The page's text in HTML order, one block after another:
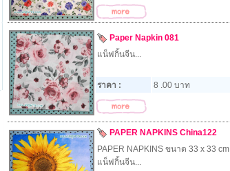
Paper Napkin 081
แน็ฟกิ้นจีน...
ราคา : 8 .00 บาท
PAPER NAPKINS China122
PAPER NAPKINS ขนาด 33 x 33 cm
แน็ฟกิ้นจีน...